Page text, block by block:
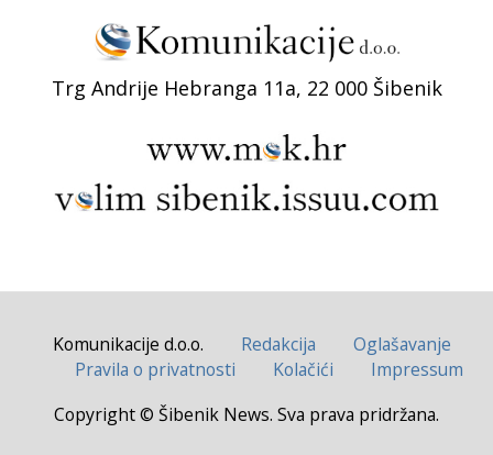
Trg Andrije Hebranga 11a, 22 000 Šibenik
Komunikacije d.o.o. Redakcija
Oglašavanje
Pravila o privatnosti
Kolačići
Impressum
Copyright © Šibenik News. Sva prava pridržana.